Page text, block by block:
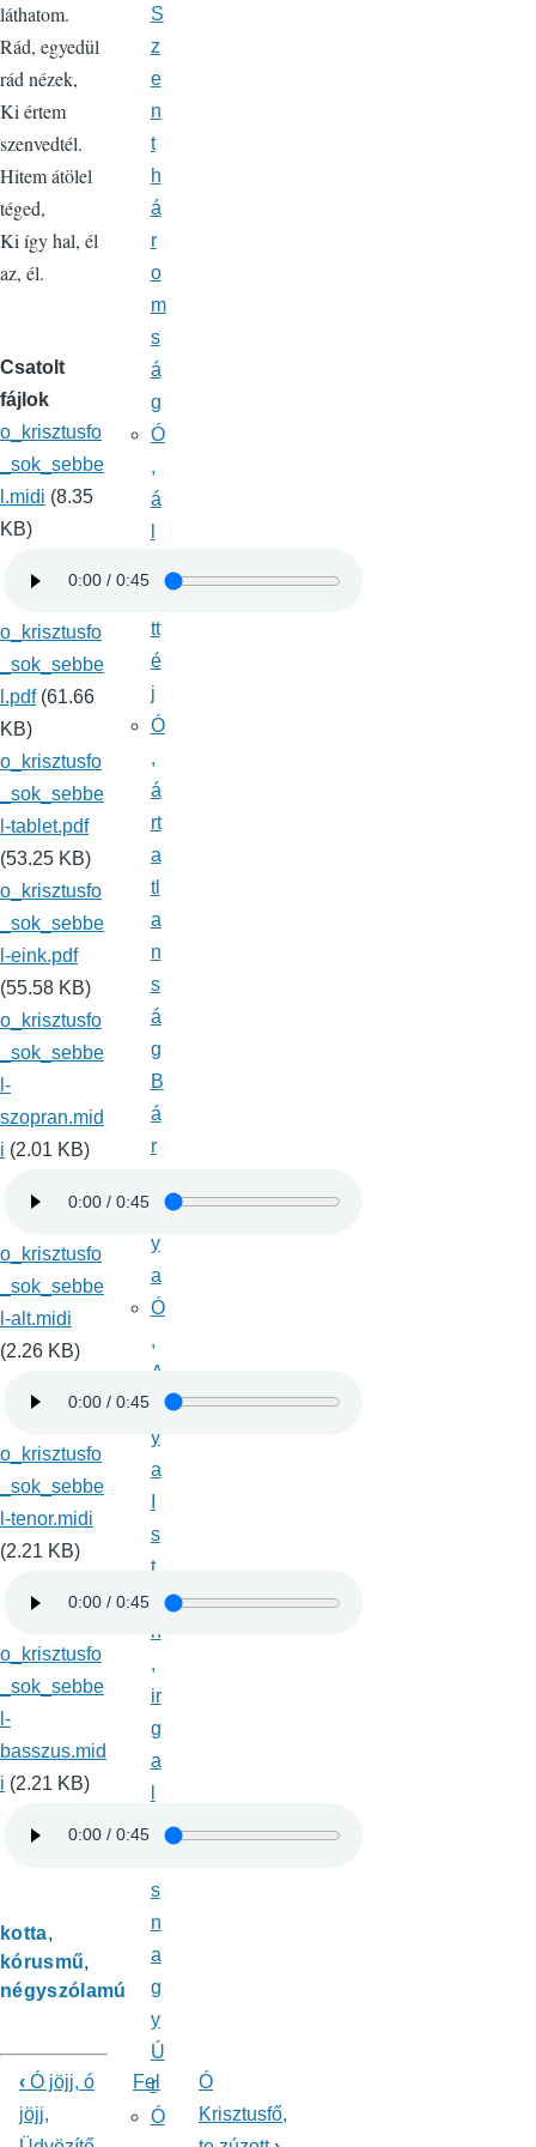
láthatom.
Rád, egyedül
rád nézek,
Ki értem
szenvedtél.
Hitem átölel
téged,
Ki így hal, él
az, él.
Csatolt
fájlok
o_krisztusfo
_sok_sebbe
l.midi (8.35
KB)
o_krisztusfo
_sok_sebbe
l.pdf (61.66
KB)
o_krisztusfo
_sok_sebbe
l-tablet.pdf
(53.25 KB)
o_krisztusfo
_sok_sebbe
l-eink.pdf
(55.58 KB)
o_krisztusfo
_sok_sebbe
l-
szopran.mid
i (2.01 KB)
o_krisztusfo
_sok_sebbe
l-alt.midi
(2.26 KB)
o_krisztusfo
_sok_sebbe
l-tenor.midi
(2.21 KB)
o_krisztusfo
_sok_sebbe
l-
basszus.mid
i (2.21 KB)
kotta
kórusmű
négyszólamú
Könyv
‹ Ó jöjj, ó
jöjj,
Fel
Ó
Krisztusfő,
S
z
e
n
t
h
á
r
o
m
s
á
g
Ó
,
á
tt
é
j
Ó
,
á
rt
a
tl
a
n
s
á
g
B
á
r
y
a
Ó
,
A
y
a
s
t
n
,
ir
g
a
s
n
a
g
y
Ú
r
Ó